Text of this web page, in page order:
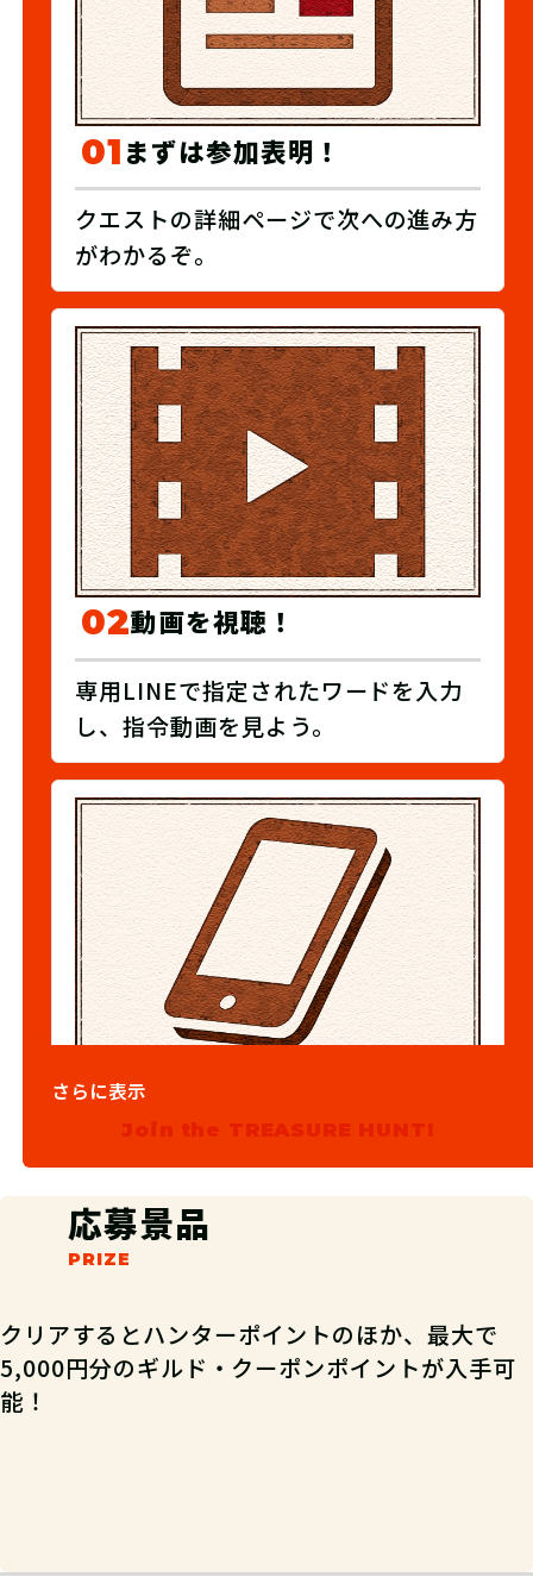
01まずは参加表明！
クエストの詳細ページで次への進み方
がわかるぞ。
02動画を視聴！
専用LINEで指定されたワードを入力
し、指令動画を見よう。
03手がかりを入手！
「スタートキーワード」、次に「クエ
の手がかりをもらおう。
さらに表示
Join the TREASURE HUNT!
応募景品
クリアするとハンターポイントのほか、最大で
5,000円分のギルド・クーポンポイントが入手可
能！